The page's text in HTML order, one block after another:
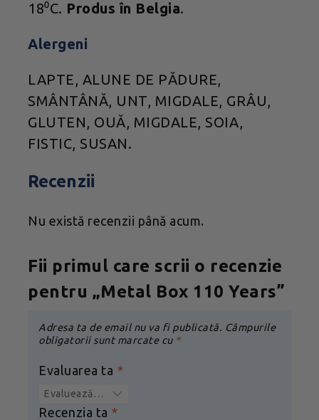
18⁰C. Produs în Belgia.
Alergeni
LAPTE, ALUNE DE PĂDURE,
SMÂNTÂNĂ, UNT, MIGDALE, GRÂU,
GLUTEN, OUĂ, MIGDALE, SOIA,
FISTIC, SUSAN.
Recenzii
Nu există recenzii până acum.
Fii primul care scrii o recenzie
pentru „Metal Box 110 Years”
Adresa ta de email nu va fi publicată. Câmpurile
obligatorii sunt marcate cu *
Evaluarea ta *
Recenzia ta *